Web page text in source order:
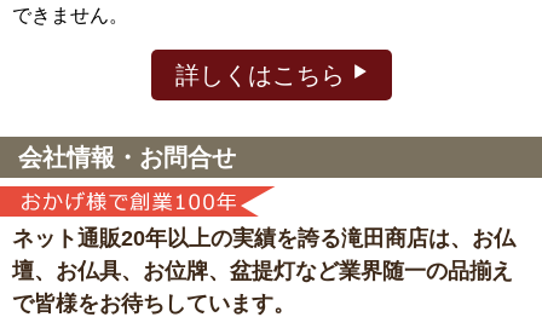
できません。
詳しくはこちら
会社情報・お問合せ
ネット通販20年以上の実績を誇る滝田商店は、 お仏
壇、お仏具、お位牌、盆提灯など業界随一の品揃え
で皆様をお待ちしています。